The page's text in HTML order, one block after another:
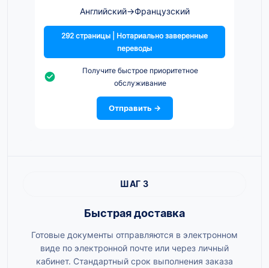
Английский→Французский
292 страницы | Нотариально заверенные
переводы
Получите быстрое приоритетное
обслуживание
Отправить →
ШАГ 3
Быстрая доставка
Готовые документы отправляются в электронном
виде по электронной почте или через личный
кабинет. Стандартный срок выполнения заказа